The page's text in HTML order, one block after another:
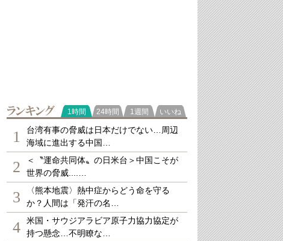
ランキング
1時間 24時間 1週間 いいね
1
台湾有事の脅威は日本だけでない…周辺
海域に進出する中国…
2
＜〝運命共同体〟の日米台＞中国こそが
世界の脅威....…
3
〈熊本地震〉熱中症からどう命を守る
か？人間は「発汗の名…
4
米国・サウジアラビア原子力協力協定が
持つ懸念…不明瞭な…